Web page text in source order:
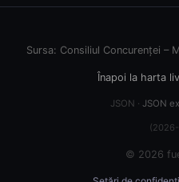
Sursa: Consiliul Concurenței –
Înapoi la harta
JSON · JSON
© 2026